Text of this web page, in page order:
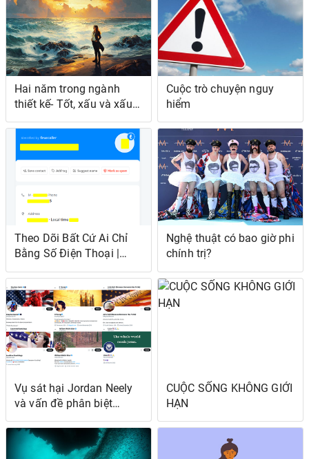
Hai năm trong ngành
thiết kế- Tốt, xấu và xấu…
Cuộc trò chuyện nguy
hiểm
Theo Dõi Bất Cứ Ai Chỉ
Bằng Số Điện Thoại |
Điều tra OSINT
Nghệ thuật có bao giờ phi
chính trị?
Vụ sát hại Jordan Neely
và vấn đề phân biệt
chủng tộc “yêu nước”
CUỘC SỐNG KHÔNG GIỚI
HẠN